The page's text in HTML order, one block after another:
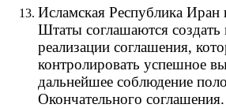
Исламская Республика
Штаты соглашаются создать
реализации соглашения,
контролировать успешное
дальнейшее соблюдение
Окончательного соглашения.